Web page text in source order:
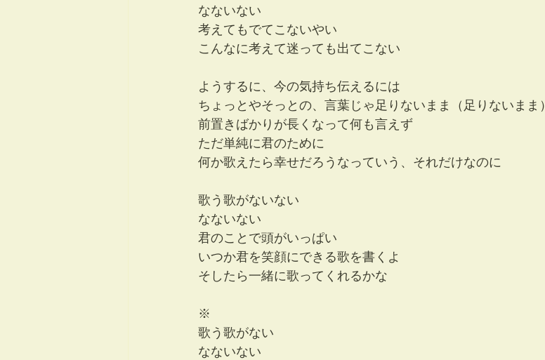
なないない
考えてもでてこないやい
こんなに考えて迷っても出てこない
ようするに、今の気持ち伝えるには
ちょっとやそっとの、言葉じゃ足りないまま（足りないまま）
前置きばかりが長くなって何も言えず
ただ単純に君のために
何か歌えたら幸せだろうなっていう、それだけなのに
歌う歌がないない
なないない
君のことで頭がいっぱい
いつか君を笑顔にできる歌を書くよ
そしたら一緒に歌ってくれるかな
※
歌う歌がない
なないない